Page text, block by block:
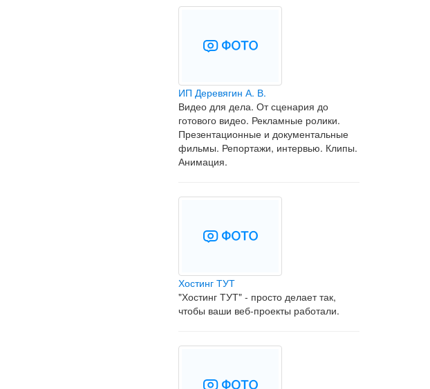
ИП Деревягин А. В.
Видео для дела. От сценария до
готового видео. Рекламные ролики.
Презентационные и документальные
фильмы. Репортажи, интервью. Клипы.
Анимация.
Хостинг ТУТ
"Хостинг ТУТ" - просто делает так,
чтобы ваши веб-проекты работали.